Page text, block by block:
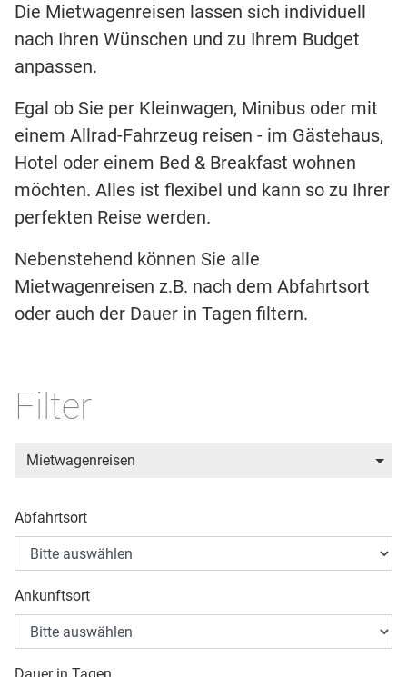
Die Mietwagenreisen lassen sich individuell
nach Ihren Wünschen und zu Ihrem Budget
anpassen.
Egal ob Sie per Kleinwagen, Minibus oder mit
einem Allrad-Fahrzeug reisen - im Gästehaus,
Hotel oder einem Bed & Breakfast wohnen
möchten. Alles ist flexibel und kann so zu Ihrer
perfekten Reise werden.
Nebenstehend können Sie alle
Mietwagenreisen z.B. nach dem Abfahrtsort
oder auch der Dauer in Tagen filtern.
Filter
Mietwagenreisen
Abfahrtsort
Ankunftsort